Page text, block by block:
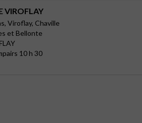
VIROFLAY
Viroflay, Chaville
et Bellonte
10 h 30